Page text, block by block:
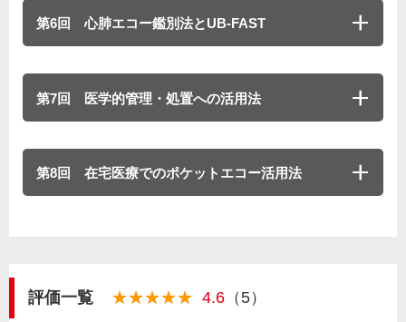
第6回 心肺エコー鑑別法とUB-FAST
第7回 医学的管理・処置への活用法
第8回 在宅医療でのポケットエコー活用法
評価一覧 ★★★★★
★★★★★ 4.6 （5）